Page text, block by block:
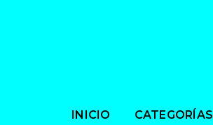
INICIO CATEGORÍAS